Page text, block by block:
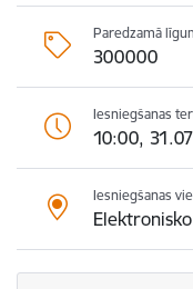
Paredzamā
300000
Iesniegšanas
10:00,
Iesniegšanas